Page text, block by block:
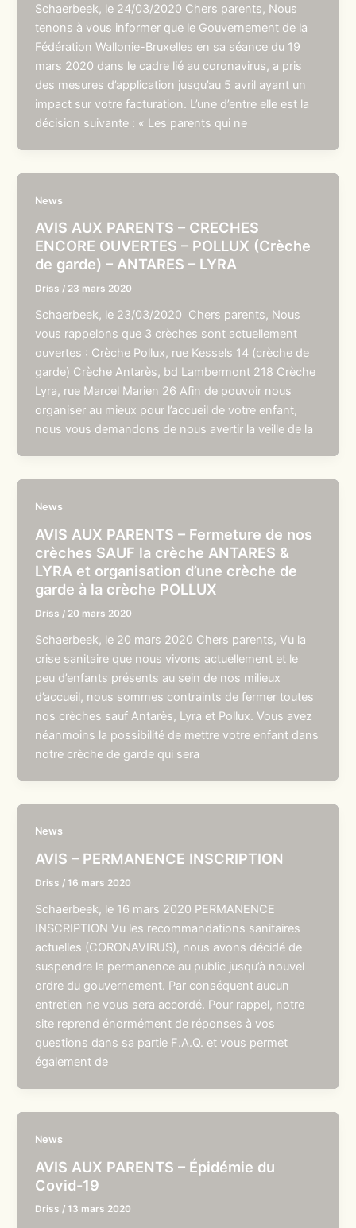
Schaerbeek, le 24/03/2020 Chers parents, Nous
tenons à vous informer que le Gouvernement de la
Fédération Wallonie-Bruxelles en sa séance du 19
mars 2020 dans le cadre lié au coronavirus, a pris
des mesures d’application jusqu’au 5 avril ayant un
impact sur votre facturation. L’une d’entre elle est la
décision suivante : « Les parents qui ne
News
AVIS AUX PARENTS – CRECHES
ENCORE OUVERTES – POLLUX (Crèche
de garde) – ANTARES – LYRA
Driss / 23 mars 2020
Schaerbeek, le 23/03/2020 Chers parents, Nous
vous rappelons que 3 crèches sont actuellement
ouvertes : Crèche Pollux, rue Kessels 14 (crèche de
garde) Crèche Antarès, bd Lambermont 218 Crèche
Lyra, rue Marcel Marien 26 Afin de pouvoir nous
organiser au mieux pour l’accueil de votre enfant,
nous vous demandons de nous avertir la veille de la
News
AVIS AUX PARENTS – Fermeture de nos
crèches SAUF la crèche ANTARES &
LYRA et organisation d’une crèche de
garde à la crèche POLLUX
Driss / 20 mars 2020
Schaerbeek, le 20 mars 2020 Chers parents, Vu la
crise sanitaire que nous vivons actuellement et le
peu d’enfants présents au sein de nos milieux
d’accueil, nous sommes contraints de fermer toutes
nos crèches sauf Antarès, Lyra et Pollux. Vous avez
néanmoins la possibilité de mettre votre enfant dans
notre crèche de garde qui sera
News
AVIS – PERMANENCE INSCRIPTION
Driss /16 mars 2020
Schaerbeek, le 16 mars 2020 PERMANENCE
INSCRIPTION Vu les recommandations sanitaires
actuelles (CORONAVIRUS), nous avons décidé de
suspendre la permanence au public jusqu’à nouvel
ordre du gouvernement. Par conséquent aucun
entretien ne vous sera accordé. Pour rappel, notre
site reprend énormément de réponses à vos
questions dans sa partie F.A.Q. et vous permet
également de
News
AVIS AUX PARENTS – Épidémie du
Covid-19
Driss /13 mars 2020